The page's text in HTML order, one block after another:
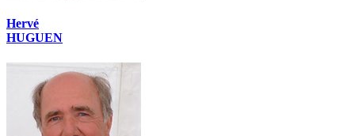
Hervé
HUGUEN